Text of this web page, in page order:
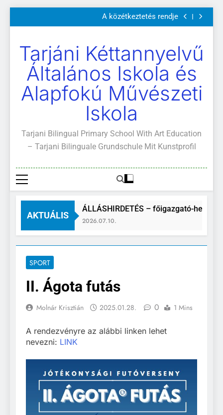
a
Szülői értekezletek 2026. május 04-14.
A közétkeztetés rendje
Kötelező és ajánlott olvasmányok
Szülői értekezletek 2026. május 04-14.
A közétkeztetés rendje
Kötelező és ajánlott olvasmányok
A Mi Világunk!
Tarjáni Kéttannyelvű
Általános Iskola és
Alapfokú Művészeti
Iskola
Tarjani Bilingual Primary School With Art Education
– Tarjani Bilinguale Grundschule Mit Kunstprofil
AKTUÁLIS
ÁLLÁSHIRDETÉS – főigazgató-
2026.07.10.
SPORT
II. Ágota futás
Molnár Krisztián 2025.01.28. 0 1 Mins
A rendezvényre az alábbi linken lehet
nevezni: LINK